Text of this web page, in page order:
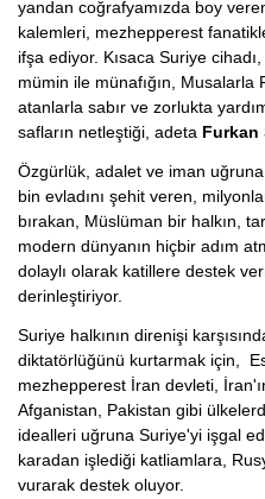
yandan coğrafyamızda boy
kalemleri, mezhepperest
ifşa ediyor. Kısaca Suriye
mümin ile münafığın, Musalarla
atanlarla sabır ve zorlukta
safların netleştiği, adeta Furkan
Özgürlük, adalet ve iman
bin evladını şehit veren,
bırakan, Müslüman bir halkın,
modern dünyanın hiçbir adım
dolaylı olarak katillere destek
derinleştiriyor.
Suriye halkının direnişi
diktatörlüğünü kurtarmak için,
mezhepperest İran devleti,
Afganistan, Pakistan gibi
idealleri uğruna Suriye'yi işgal
karadan işlediği katliamlara,
vurarak destek oluyor.